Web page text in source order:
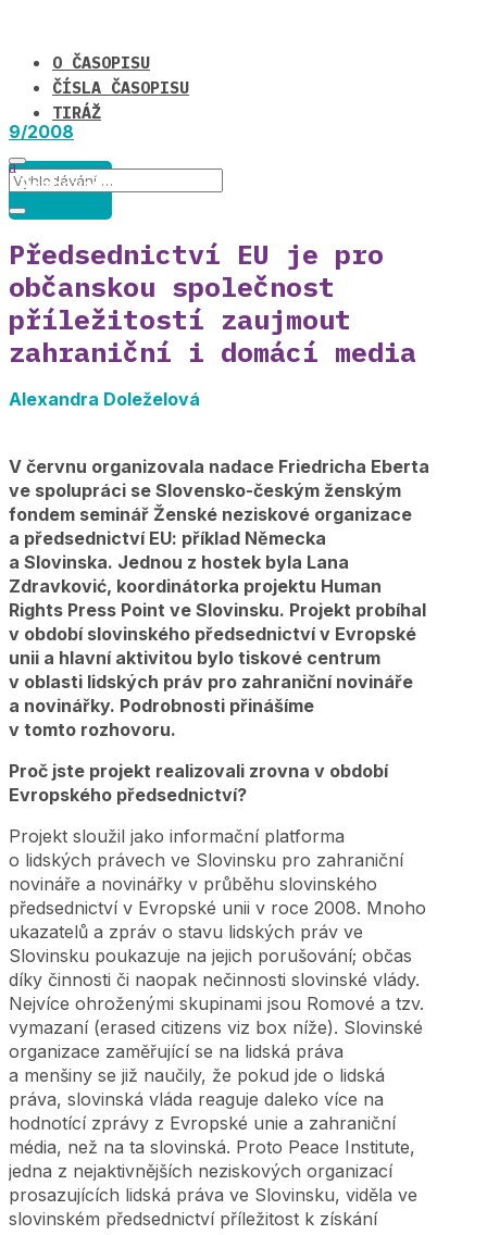
O ČASOPISU
ČÍSLA ČASOPISU
TIRÁŽ
9/2008
Rozhovor
Předsednictví EU je pro
občanskou společnost
příležitostí zaujmout
zahraniční i domácí media
Alexandra Doleželová
V červnu organizovala nadace Friedricha Eberta
ve spolupráci se Slovensko-českým ženským
fondem seminář Ženské neziskové organizace
a předsednictví EU: příklad Německa
a Slovinska. Jednou z hostek byla Lana
Zdravković, koordinátorka projektu Human
Rights Press Point ve Slovinsku. Projekt probíhal
v období slovinského předsednictví v Evropské
unii a hlavní aktivitou bylo tiskové centrum
v oblasti lidských práv pro zahraniční novináře
a novinářky. Podrobnosti přinášíme
v tomto rozhovoru.
Proč jste projekt realizovali zrovna v období
Evropského předsednictví?
Projekt sloužil jako informační platforma
o lidských právech ve Slovinsku pro zahraniční
novináře a novinářky v průběhu slovinského
předsednictví v Evropské unii v roce 2008. Mnoho
ukazatelů a zpráv o stavu lidských práv ve
Slovinsku poukazuje na jejich porušování; občas
díky činnosti či naopak nečinnosti slovinské vlády.
Nejvíce ohroženými skupinami jsou Romové a tzv.
vymazaní (erased citizens viz box níže). Slovinské
organizace zaměřující se na lidská práva
a menšiny se již naučily, že pokud jde o lidská
práva, slovinská vláda reaguje daleko více na
hodnotící zprávy z Evropské unie a zahraniční
média, než na ta slovinská. Proto Peace Institute,
jedna z nejaktivnějších neziskových organizací
prosazujících lidská práva ve Slovinsku, viděla ve
slovinském předsednictví příležitost k získání